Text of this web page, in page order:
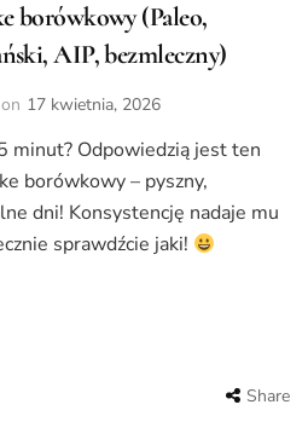
borówkowy (Paleo,
AIP, bezmleczny)
17 kwietnia, 2026
minut? Odpowiedzią jest ten
borówkowy – pyszny,
dni! Konsystencję nadaje mu
sprawdźcie jaki!
Share